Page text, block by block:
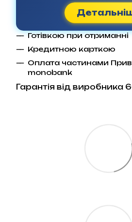
Готівкою при отриманні
Кредитною карткою
Оплата частинами
monobank
Гарантія від виробника